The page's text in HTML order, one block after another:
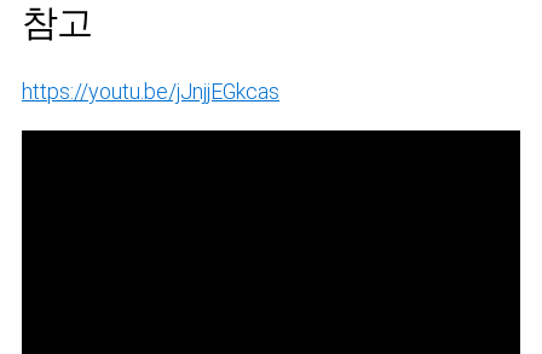
참고
https://youtu.be/jJnjjEGkcas